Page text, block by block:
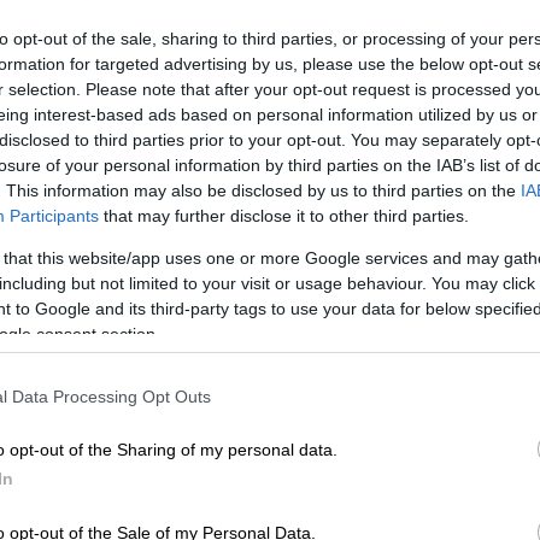
opt-out of the sale, sharing to third parties, or processing of your
for targeted advertising by us, please use the below opt-out
selection. Please note that after your opt-out request is processed
interest-based ads based on personal information utilized by us
to third parties prior to your opt-out. You may separately
of your personal information by third parties on the IAB’s list of
This information may also be disclosed by us to third parties on the
Participants that may further disclose it to other third parties.
that this website/app uses one or more Google services and may
but not limited to your visit or usage behaviour. You may
to Google and its third-party tags to use your data for below
consent section.
Data Processing Opt Outs
opt-out of the Sharing of my personal data.
opt-out of the Sale of my Personal Data.
στη δημοσιότητα από το γραφείο του,
στρατό να διεξάγει πλήγματα
στονΛίβανο» μετά την αναφορά από
του πυρός.
του Λευκού Οίκου: Ένοπλος άνοιξε
νότιο Λίβανο
πρακτορείο ειδήσεων του Λιβάνου
αεροσκάφη
Ζεπκίν, Χέρμπετ, Σελέμ και